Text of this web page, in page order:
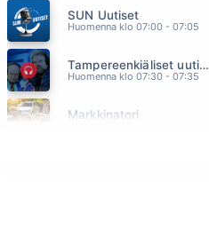
SUN Uutiset
Huomenna klo 07:00 - 07:05
Tampereenkiäliset uutiset
Huomenna klo 07:30 - 07:35
Markkinatori